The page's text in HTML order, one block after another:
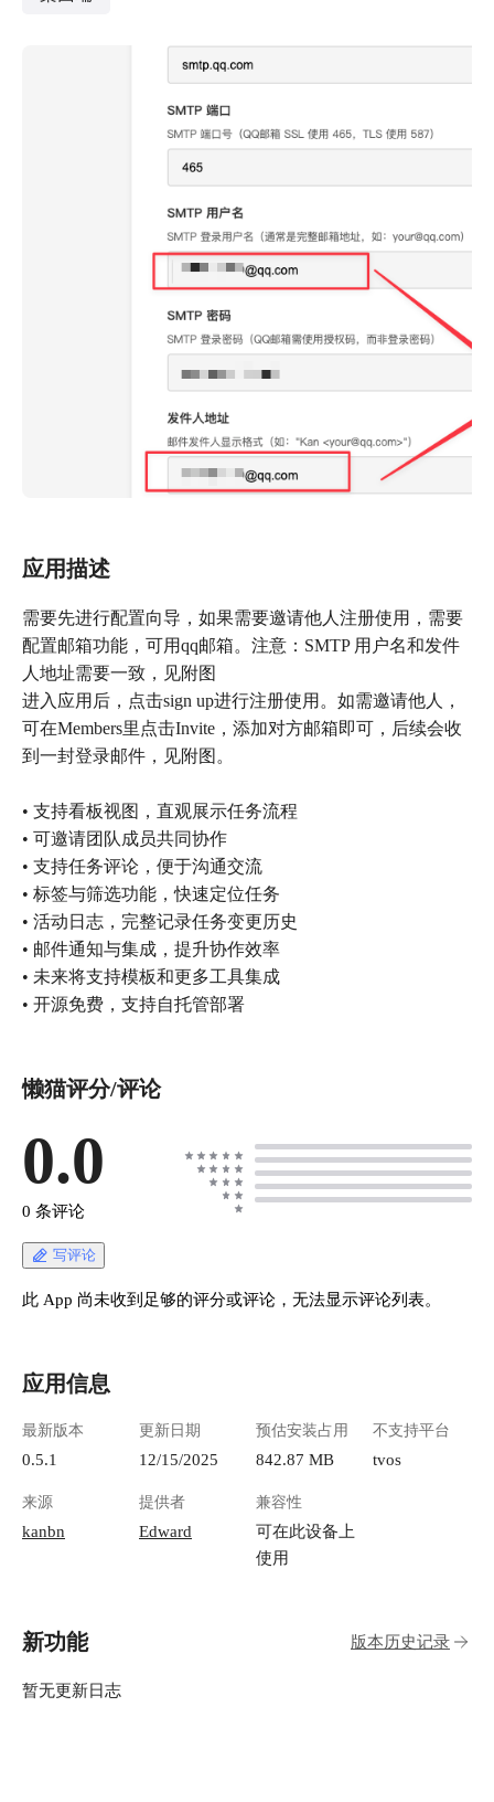
应用描述
需要先进行配置向导，如果需要邀请他人注册使用，需要
配置邮箱功能，可用qq邮箱。注意：SMTP 用户名和发件
人地址需要一致，见附图
进入应用后，点击sign up进行注册使用。如需邀请他人，
可在Members里点击Invite，添加对方邮箱即可，后续会收
到一封登录邮件，见附图。
• 支持看板视图，直观展示任务流程
• 可邀请团队成员共同协作
• 支持任务评论，便于沟通交流
• 标签与筛选功能，快速定位任务
• 活动日志，完整记录任务变更历史
• 邮件通知与集成，提升协作效率
• 未来将支持模板和更多工具集成
• 开源免费，支持自托管部署
懒猫评分/评论
0.0
0 条评论
写评论
此 App 尚未收到足够的评分或评论，无法显示评论列表。
应用信息
最新版本
0.5.1
更新日期
12/15/2025
预估安装占用
842.87 MB
不支持平台
tvos
来源
kanbn
提供者
Edward
兼容性
可在此设备上
使用
新功能 版本历史记录
暂无更新日志